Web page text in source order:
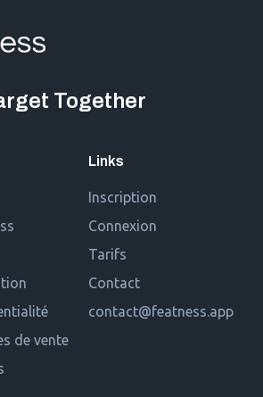
Together
de vente
Links
Inscription
Connexion
Tarifs
Contact
contact@featness.app